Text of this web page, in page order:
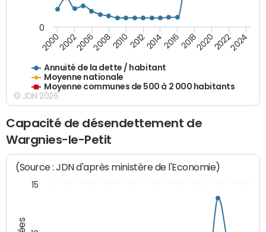
Annuité de la dette / habitant
Moyenne nationale
Moyenne communes de 500 à 2 000 habitants
200020022006200820102012201420162018202020222024
0
© JDN 2026
Capacité de désendettement de
Wargnies-le-Petit
(Source : JDN d'après ministère de l'Economie)
15